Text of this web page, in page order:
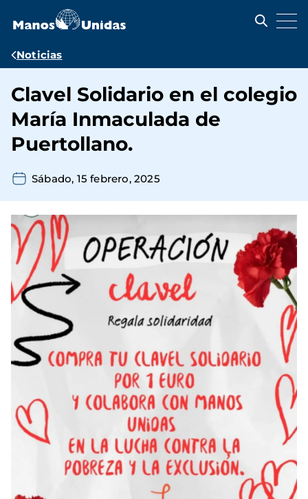
contenido
Ruta
navegación
Noticias
Clavel Solidario en el colegio
María Inmaculada de
Puertollano.
Sábado, 15 febrero, 2025